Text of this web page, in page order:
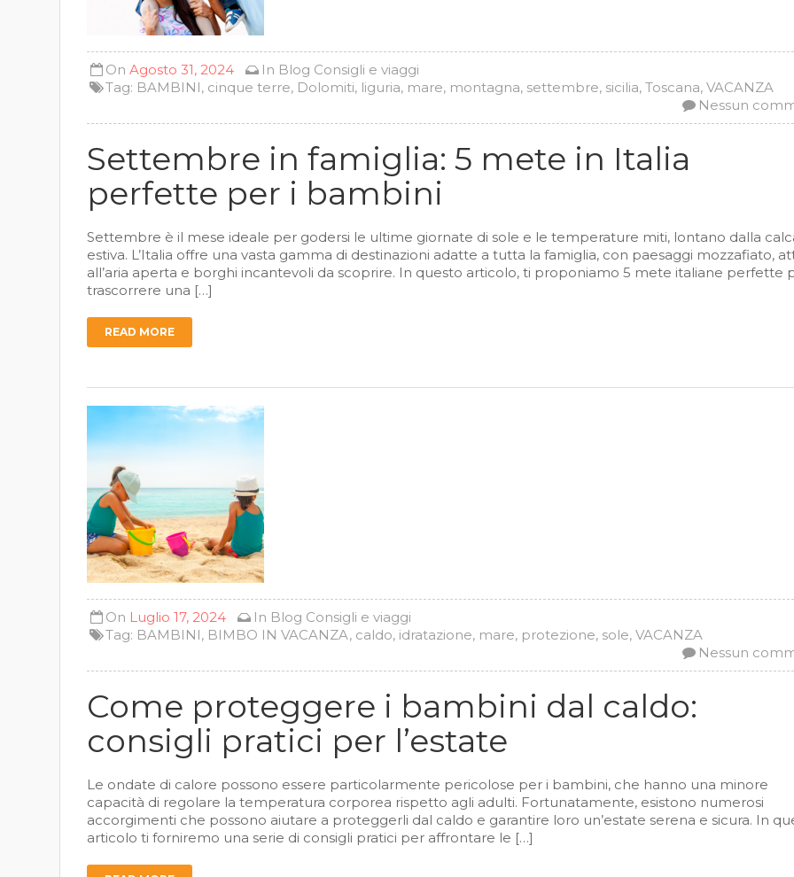
OnAgosto 31, 2024 In Blog Consigli e viaggi
Tag: BAMBINI, cinque terre, Dolomiti, liguria, mare, montagna, settembre, sicilia,Toscana,VACANZA
Nessun
Settembre in famiglia: 5 mete in Italia
perfette per i bambini
Settembre è il mese ideale per godersi le ultime giornate di sole e le temperature miti, lontano dalla
estiva. L’Italia offre una vasta gamma di destinazioni adatte a tutta la famiglia, con paesaggi mozzafiato,
all’aria aperta e borghi incantevoli da scoprire. In questo articolo, ti proponiamo 5 mete italiane perfette
trascorrere una […]
READ MORE
On Luglio 17, 2024 In Blog Consigli e viaggi
Tag: BAMBINI, BIMBO IN VACANZA, caldo, idratazione, mare, protezione, sole,VACANZA
Nessun
Come proteggere i bambini dal caldo:
consigli pratici per l’estate
Le ondate di calore possono essere particolarmente pericolose per i bambini, che hanno una minore
capacità di regolare la temperatura corporea rispetto agli adulti. Fortunatamente, esistono numerosi
accorgimenti che possono aiutare a proteggerli dal caldo e garantire loro un’estate serena e sicura. In
articolo ti forniremo una serie di consigli pratici per affrontare le […]